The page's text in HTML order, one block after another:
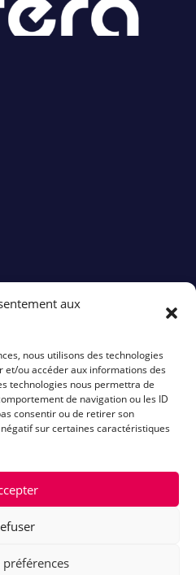
aux
nous utilisons des technologies
et/ou accéder aux informations des
technologies nous permettra de
de navigation ou les ID
consentir ou de retirer son
sur certaines caractéristiques